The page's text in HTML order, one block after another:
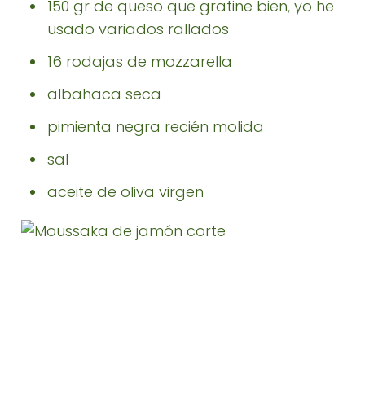
150 gr de queso que gratine bien, yo he
usado variados rallados
16 rodajas de mozzarella
albahaca seca
pimienta negra recién molida
sal
aceite de oliva virgen